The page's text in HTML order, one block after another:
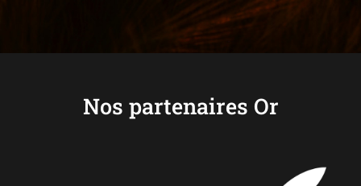
Nos partenaires Or